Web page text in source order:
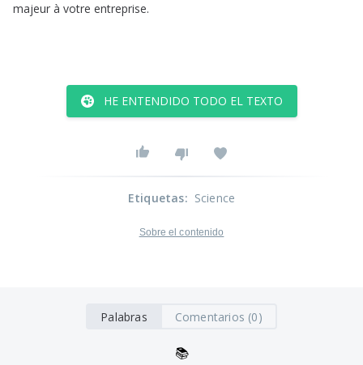
majeur à votre entreprise.
HE ENTENDIDO TODO EL TEXTO
Etiquetas: Science
Sobre el contenido
Palabras Comentarios (0)
📚